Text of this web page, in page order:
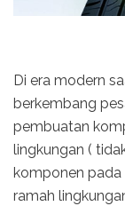
Di era modern
berkembang
pembuatan
lingkungan (
komponen
ramah